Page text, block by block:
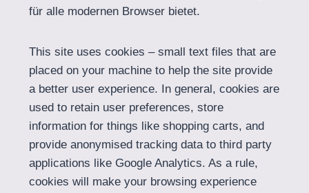
für alle modernen Browser bietet.
This site uses cookies – small text files that are
placed on your machine to help the site provide
a better user experience. In general, cookies are
used to retain user preferences, store
information for things like shopping carts, and
provide anonymised tracking data to third party
applications like Google Analytics. As a rule,
cookies will make your browsing experience